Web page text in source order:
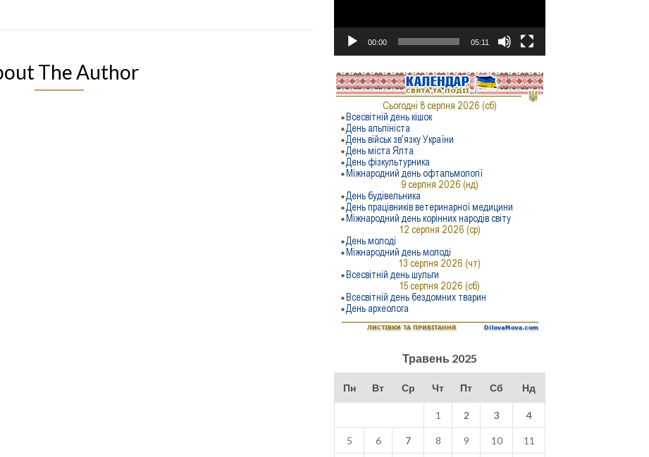
The Author
00:00 05:11
Травень 2025
Пн Вт Ср Чт Пт Сб Нд
1 2 3 4
5 6 7 8 9 10 11